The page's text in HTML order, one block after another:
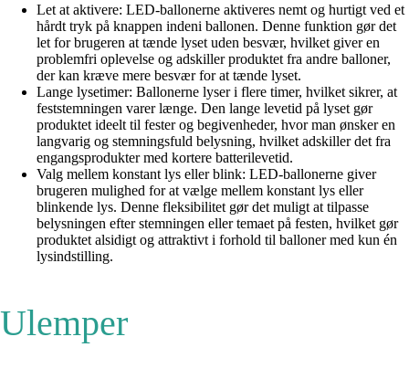
Let at aktivere: LED-ballonerne aktiveres nemt og hurtigt ved et
hårdt tryk på knappen indeni ballonen. Denne funktion gør det
let for brugeren at tænde lyset uden besvær, hvilket giver en
problemfri oplevelse og adskiller produktet fra andre balloner,
der kan kræve mere besvær for at tænde lyset.
Lange lysetimer: Ballonerne lyser i flere timer, hvilket sikrer, at
feststemningen varer længe. Den lange levetid på lyset gør
produktet ideelt til fester og begivenheder, hvor man ønsker en
langvarig og stemningsfuld belysning, hvilket adskiller det fra
engangsprodukter med kortere batterilevetid.
Valg mellem konstant lys eller blink: LED-ballonerne giver
brugeren mulighed for at vælge mellem konstant lys eller
blinkende lys. Denne fleksibilitet gør det muligt at tilpasse
belysningen efter stemningen eller temaet på festen, hvilket gør
produktet alsidigt og attraktivt i forhold til balloner med kun én
lysindstilling.
Ulemper